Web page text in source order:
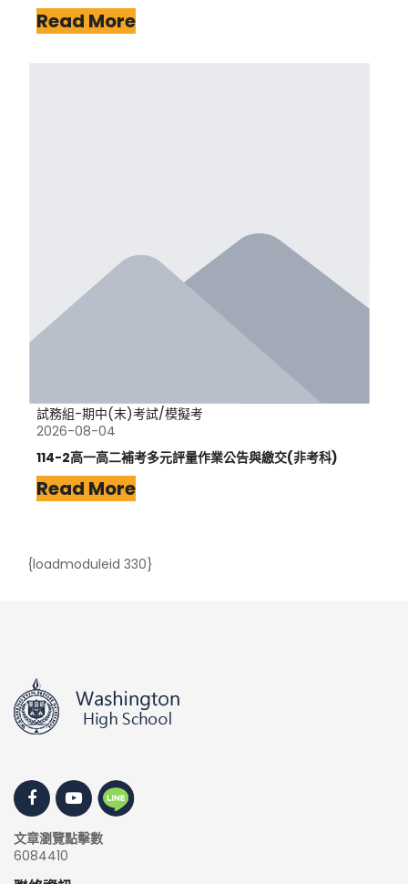
Read More
試務組-期中(末)考試/模擬考
2026-08-04
114-2高一高二補考多元評量作業公告與繳交(非考科)
Read More
{loadmoduleid 330}
文章瀏覽點擊數
6084410